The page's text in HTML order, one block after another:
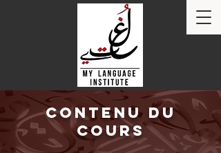
CONTENU DU
COURS